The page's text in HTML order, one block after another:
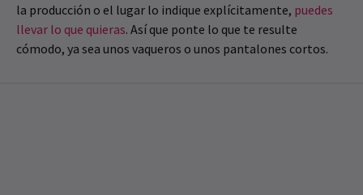
la producción o el lugar lo indique explícitamente, puedes
llevar lo que quieras. Así que ponte lo que te resulte
cómodo, ya sea unos vaqueros o unos pantalones cortos.